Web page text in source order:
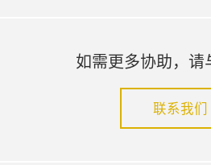
如需更多协助，请
联系我们